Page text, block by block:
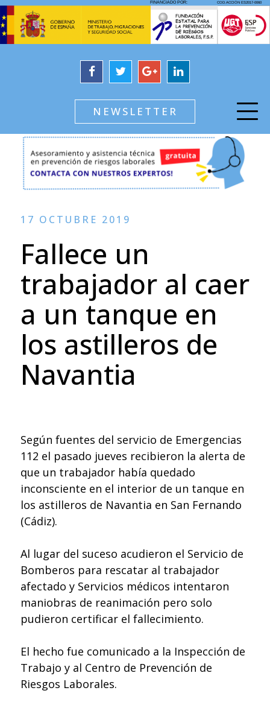
NEWSLETTER
17 OCTUBRE 2019
Fallece un
trabajador al caer
a un tanque en
los astilleros de
Navantia
Según fuentes del servicio de Emergencias
112 el pasado jueves recibieron la alerta de
que un trabajador había quedado
inconsciente en el interior de un tanque en
los astilleros de Navantia en San Fernando
(Cádiz).
Al lugar del suceso acudieron el Servicio de
Bomberos para rescatar al trabajador
afectado y Servicios médicos intentaron
maniobras de reanimación pero solo
pudieron certificar el fallecimiento.
El hecho fue comunicado a la Inspección de
Trabajo y al Centro de Prevención de
Riesgos Laborales.